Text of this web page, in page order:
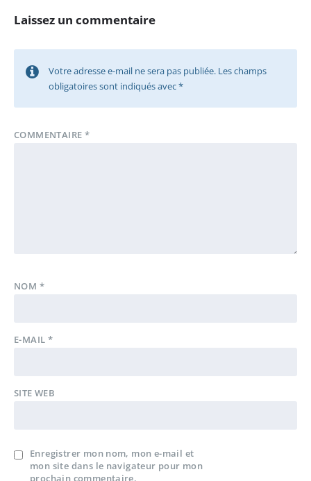
Laissez un commentaire
Votre adresse e-mail ne sera pas publiée. Les champs
obligatoires sont indiqués avec*
COMMENTAIRE *
NOM *
E-MAIL *
SITE WEB
Enregistrer mon nom, mon e-mail et
mon site dans le navigateur pour mon
prochain commentaire.